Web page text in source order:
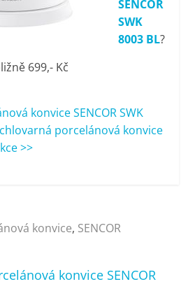
SENCOR
SWK
8003 BL?
699,- Kč
konvice SENCOR SWK
porcelánová konvice
>>
konvice, SENCOR
konvice SENCOR